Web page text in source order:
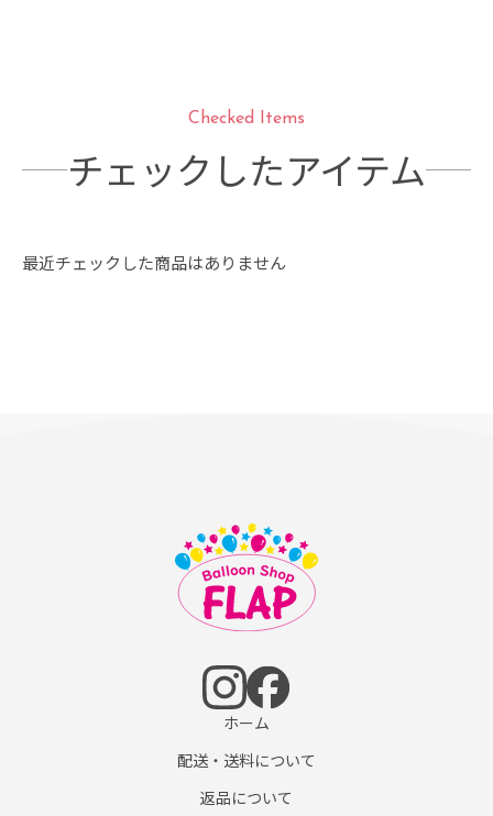
Checked Items
チェックしたアイテム
最近チェックした商品はありません
ホーム
配送・送料について
返品について